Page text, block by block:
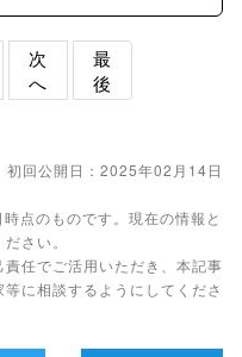
次
へ
最
後
初回公開日：2025年02月14日
点のものです。現在の情報と
さい。
任でご活用いただき、本記事
に相談するようにしてくださ